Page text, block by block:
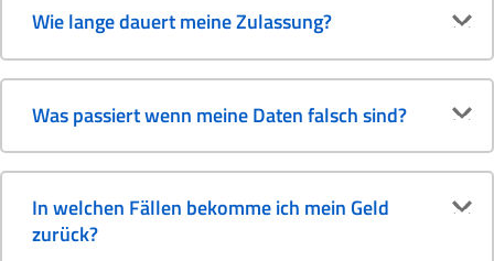
Wie lange dauert meine Zulassung?
Was passiert wenn meine Daten falsch sind?
In welchen Fällen bekomme ich mein Geld
zurück?